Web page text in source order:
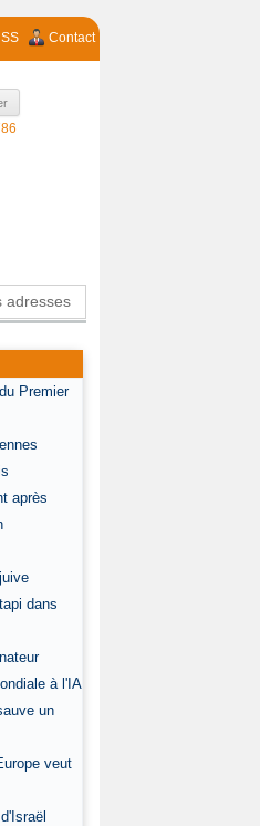
Contact
adresses
Premier
après
dans
à l'IA
un
veut